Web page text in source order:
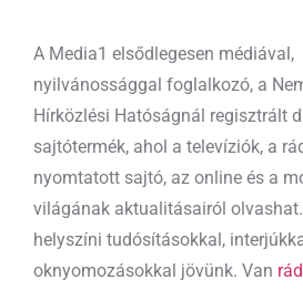
A Media1 elsődlegesen médiával,
nyilvánossággal foglalkozó, a
Hírközlési Hatóságnál regisztrált
sajtótermék, ahol a televíziók, a
nyomtatott sajtó, az online és a
világának aktualitásairól olvashat.
helyszíni tudósításokkal,
oknyomozásokkal jövünk. Van